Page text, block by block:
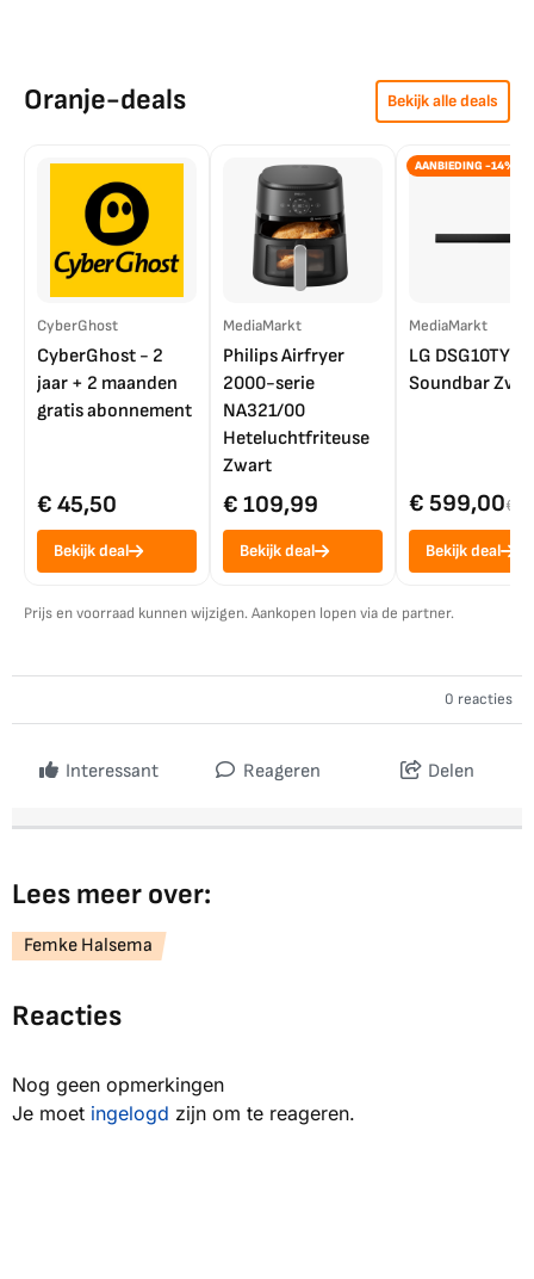
Oranje-deals Bekijk alle deals
CyberGhost
CyberGhost - 2
jaar + 2 maanden
gratis abonnement
€ 45,50
Bekijk deal
MediaMarkt
Philips Airfryer
2000-serie
NA321/00
Heteluchtfriteuse
Zwart
€ 109,99
Bekijk deal
AANBIEDING -14%
MediaMarkt
LG DSG10TY
Soundbar
€ 599,00€
Bekijk deal
Prijs en voorraad kunnen wijzigen. Aankopen lopen via de partner.
0 reacties
Interessant Reageren Delen
Lees meer over:
Femke Halsema
Reacties
Nog geen opmerkingen
Je moet ingelogd zijn om te reageren.